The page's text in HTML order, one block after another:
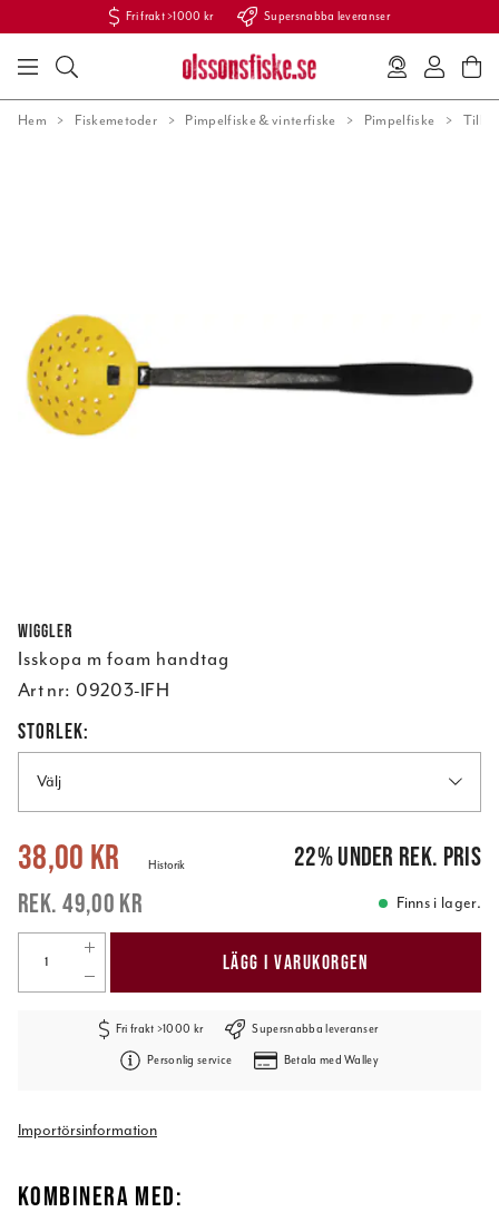
Fri frakt >1000 kr Supersnabba leveranser
Hem Fiskemetoder Pimpelfiske & vinterfiske Pimpelfiske
Wiggler
Isskopa m foam handtag
Art nr: 09203-IFH
STORLEK:
Välj
Nuvarande pris: 49,00 kr
38,00 kr
49,00 kr
Historik 22%under rek. pris
Finns i lager.
LÄGG I VARUKORGEN
Fri frakt >1000 kr Supersnabba leveranser
Personlig service Betala med Walley
Importörsinformation
KOMBINERA MED: